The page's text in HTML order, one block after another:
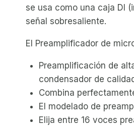
se usa como una caja DI
señal sobresaliente.
El Preamplificador de
Preamplificación de
condensador de
Combina
El modelado de
Elija entre 16 voces